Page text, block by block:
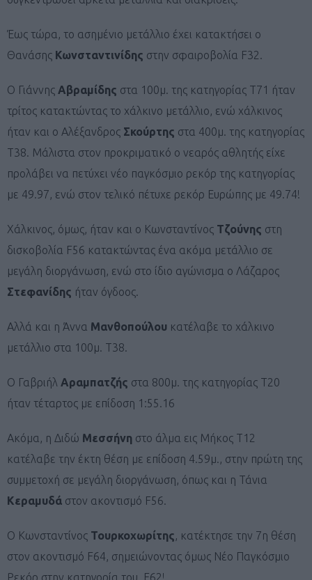
Έως τώρα, το ασημένιο μετάλλιο έχει κατακτήσει ο
Θανάσης Κωνσταντινίδης στην σφαιροβολία F32.
Ο Γιάννης Αβραμίδης στα 100μ. της κατηγορίας Τ71 ήταν
τρίτος κατακτώντας το χάλκινο μετάλλιο, ενώ χάλκινος
ήταν και ο Αλέξανδρος Σκούρτης στα 400μ. της κατηγορίας
Τ38. Μάλιστα στον προκριματικό ο νεαρός αθλητής είχε
προλάβει να πετύχει νέο παγκόσμιο ρεκόρ της κατηγορίας
με 49.97, ενώ στον τελικό πέτυχε ρεκόρ Ευρώπης με 49.74!
Χάλκινος, όμως, ήταν και ο Κωνσταντίνος Τζούνης στη
δισκοβολία F56 κατακτώντας ένα ακόμα μετάλλιο σε
μεγάλη διοργάνωση, ενώ στο ίδιο αγώνισμα ο Λάζαρος
Στεφανίδης ήταν όγδοος.
Αλλά και η Άννα Μανθοπούλου κατέλαβε το χάλκινο
μετάλλιο στα 100μ. Τ38.
Ο Γαβριήλ Αραμπατζής στα 800μ. της κατηγορίας Τ20
ήταν τέταρτος με επίδοση 1:55.16
Ακόμα, η Διδώ Μεσσήνη στο άλμα εις Μήκος Τ12
κατέλαβε την έκτη θέση με επίδοση 4.59μ., στην πρώτη της
συμμετοχή σε μεγάλη διοργάνωση, όπως και η Τάνια
Κεραμυδά στον ακοντισμό F56.
Ο Κωνσταντίνος Τουρκοχωρίτης, κατέκτησε την 7η θέση
στον ακοντισμό F64, σημειώνοντας όμως Νέο Παγκόσμιο
Ρεκόρ στην κατηγορία του, F62!